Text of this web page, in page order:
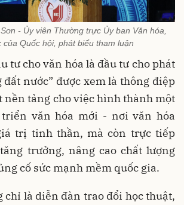
- Ủy viên Thường trực Ủy ban Văn hóa,
của Quốc hội, phát biểu tham luận
tư cho văn hóa là đầu tư cho phát
nước” được xem là thông điệp
nền tảng cho việc hình thành một
văn hóa mới - nơi văn hóa
trị tinh thần, mà còn trực tiếp
trưởng, nâng cao chất lượng
cố sức mạnh mềm quốc gia.
chỉ là diễn đàn trao đổi học thuật,